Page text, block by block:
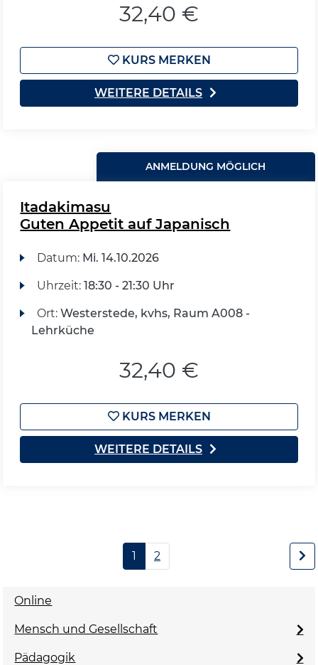
32,40 €
KURS MERKEN
WEITERE DETAILS
ANMELDUNG MÖGLICH
Itadakimasu
Guten Appetit auf Japanisch
Datum: Mi. 14.10.2026
Uhrzeit: 18:30 - 21:30 Uhr
Ort: Westerstede, kvhs, Raum A008 -
Lehrküche
32,40 €
KURS MERKEN
WEITERE DETAILS
1 2
Online
Mensch und Gesellschaft
Pädagogik